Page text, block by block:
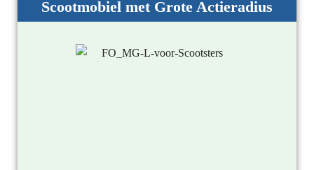
Scootmobiel met Grote Actieradius